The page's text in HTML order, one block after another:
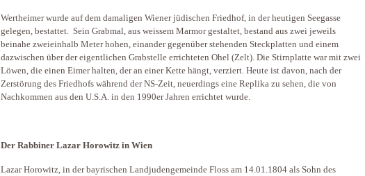
Wertheimer wurde auf dem damaligen Wiener jüdischen Friedhof, in der heutigen Seegasse
gelegen, bestattet. Sein Grabmal, aus weissem Marmor gestaltet, bestand aus zwei jeweils
beinahe zweieinhalb Meter hohen, einander gegenüber stehenden Steckplatten und einem
dazwischen über der eigentlichen Grabstelle errichteten Ohel (Zelt). Die Stirnplatte war mit zwei
Löwen, die einen Eimer halten, der an einer Kette hängt, verziert. Heute ist davon, nach der
Zerstörung des Friedhofs während der NS-Zeit, neuerdings eine Replika zu sehen, die von
Nachkommen aus den U.S.A. in den 1990er Jahren errichtet wurde.
Der Rabbiner Lazar Horowitz in Wien
Lazar Horowitz, in der bayrischen Landjudengemeinde Floss am 14.01.1804 als Sohn des